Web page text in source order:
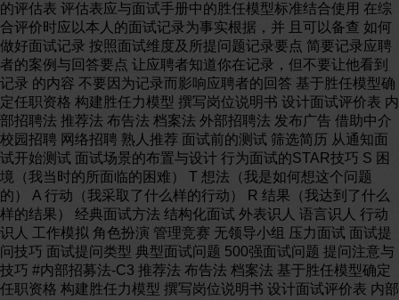
的评估表 评估表应与面试手册中的胜任模型标准结合使用 在综
合评价时应以本人的面试记录为事实根据，并 且可以备查 如何
做好面试记录 按照面试维度及所提问题记录要点 简要记录应聘
者的案例与回答要点 让应聘者知道你在记录，但不要让他看到
记录 的内容 不要因为记录而影响应聘者的回答 基于胜任模型确
定任职资格 构建胜任力模型 撰写岗位说明书 设计面试评价表 内
部招聘法 推荐法 布告法 档案法 外部招聘法 发布广告 借助中介
校园招聘 网络招聘 熟人推荐 面试前的测试 筛选简历 从通知面
试开始测试 面试场景的布置与设计 行为面试的STAR技巧 S 困
境（我当时的所面临的困难） T 想法（我是如何想这个问题
的） A 行动（我采取了什么样的行动） R 结果（我达到了什么
样的结果） 经典面试方法 结构化面试 外表识人 语言识人 行动
识人 工作模拟 角色扮演 管理竞赛 无领导小组 压力面试 面试提
问技巧 面试提问类型 典型面试问题 500强面试问题 提问注意与
技巧 #内部招募法-C3 推荐法 布告法 档案法 基于胜任模型确定
任职资格 构建胜任力模型 撰写岗位说明书 设计面试评价表 内部